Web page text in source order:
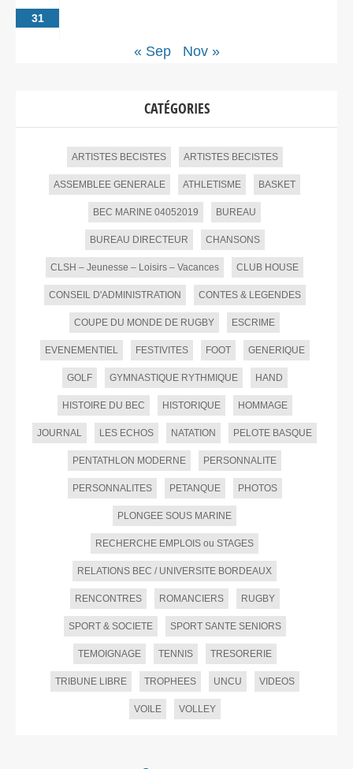
31
« Sep Nov »
CATÉGORIES
ARTISTES BECISTES ARTISTES BECISTES
ASSEMBLEE GENERALE ATHLETISME BASKET
BEC MARINE 04052019 BUREAU
BUREAU DIRECTEUR CHANSONS
CLSH – Jeunesse – Loisirs – Vacances CLUB HOUSE
CONSEIL D'ADMINISTRATION CONTES & LEGENDES
COUPE DU MONDE DE RUGBY ESCRIME
EVENEMENTIEL FESTIVITES FOOT GENERIQUE
GOLF GYMNASTIQUE RYTHMIQUE HAND
HISTOIRE DU BEC HISTORIQUE HOMMAGE
JOURNAL LES ECHOS NATATION PELOTE BASQUE
PENTATHLON MODERNE PERSONNALITE
PERSONNALITES PETANQUE PHOTOS
PLONGEE SOUS MARINE
RECHERCHE EMPLOIS ou STAGES
RELATIONS BEC / UNIVERSITE BORDEAUX
RENCONTRES ROMANCIERS RUGBY
SPORT & SOCIETE SPORT SANTE SENIORS
TEMOIGNAGE TENNIS TRESORERIE
TRIBUNE LIBRE TROPHEES UNCU VIDEOS
VOILE VOLLEY